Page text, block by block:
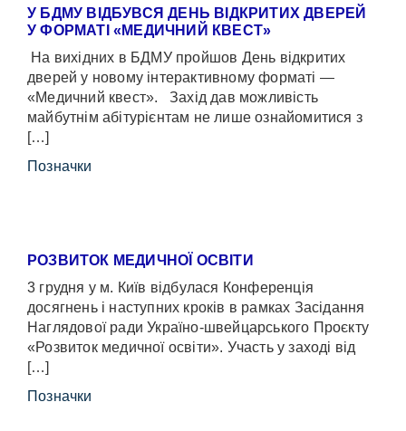
У БДМУ ВІДБУВСЯ ДЕНЬ ВІДКРИТИХ ДВЕРЕЙ
У ФОРМАТІ «МЕДИЧНИЙ КВЕСТ»
На вихідних в БДМУ пройшов День відкритих
дверей у новому інтерактивному форматі —
«Медичний квест». Захід дав можливість
майбутнім абітурієнтам не лише ознайомитися з
[…]
Позначки
РОЗВИТОК МЕДИЧНОЇ ОСВІТИ
3 грудня у м. Київ відбулася Конференція
досягнень і наступних кроків в рамках Засідання
Наглядової ради Україно-швейцарського Проєкту
«Розвиток медичної освіти». Участь у заході від
[…]
Позначки